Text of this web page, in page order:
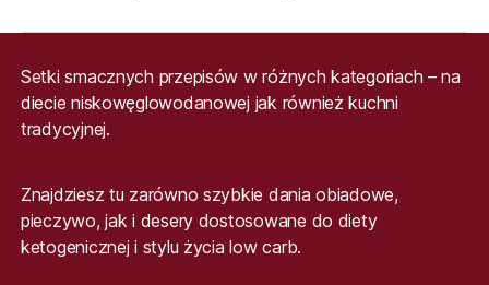
Setki smacznych przepisów w różnych kategoriach – na
diecie niskowęglowodanowej jak również kuchni
tradycyjnej.
Znajdziesz tu zarówno szybkie dania obiadowe,
pieczywo, jak i desery dostosowane do diety
ketogenicznej i stylu życia low carb.